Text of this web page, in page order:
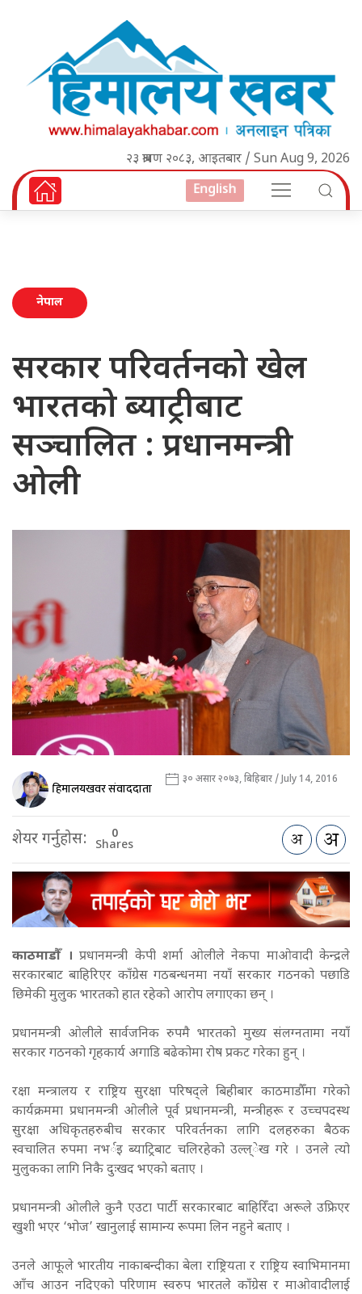
२३ श्रावण २०८३, आइतबार / Sun Aug 9, 2026
English
नेपाल
सरकार परिवर्तनको खेल
भारतको ब्याट्रीबाट
सञ्चालित : प्रधानमन्त्री
ओली
हिमालयखवर संवाददाता ३० असार २०७३, बिहिबार / July 14, 2016
शेयर गर्नुहोस: 0
Shares
काठमाडौँ । प्रधानमन्त्री केपी शर्मा ओलीले नेकपा माओवादी केन्द्रले
सरकारबाट बाहिरिएर काँग्रेस गठबन्धनमा नयाँ सरकार गठनको पछाडि
छिमेकी मुलुक भारतको हात रहेको आरोप लगाएका छन् ।
प्रधानमन्त्री ओलीले सार्वजनिक रुपमै भारतको मुख्य संलग्नतामा नयाँ
सरकार गठनको गृहकार्य अगाडि बढेकोमा रोष प्रकट गरेका हुन् ।
रक्षा मन्त्रालय र राष्ट्रिय सुरक्षा परिषद्ले बिहीबार काठमाडौँमा गरेको
कार्यक्रममा प्रधानमन्त्री ओलीले पूर्व प्रधानमन्त्री, मन्त्रीहरू र उच्चपदस्थ
सुरक्षा अधिकृतहरुबीच सरकार परिवर्तनका लागि दलहरुका बैठक
स्वचालित रुपमा नभर्इ ब्याट्रिबाट चलिरहेको उल्ल्ेख गरे । उनले त्यो
मुलुकका लागि निकै दुःखद भएको बताए ।
प्रधानमन्त्री ओलीले कुनै एउटा पार्टी सरकारबाट बाहिरिँदा अरूले उफ्रिएर
खुशी भएर ‘भोज’ खानुलाई सामान्य रूपमा लिन नहुने बताए ।
उनले आफूले भारतीय नाकाबन्दीका बेला राष्ट्रियता र राष्ट्रिय स्वाभिमानमा
आँच आउन नदिएको परिणाम स्वरुप भारतले काँग्रेस र माओवादीलाई